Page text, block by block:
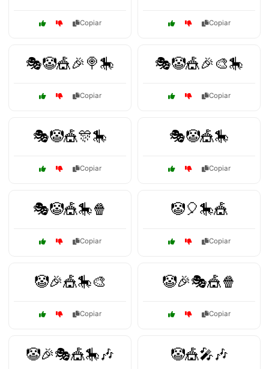
Copiar Copiar
🎭🤡🎪🎉🍭🎠
Copiar
🎭🤡🎪🎉🎨🎠
Copiar
🎭🤡🎪🎊🎠
Copiar
🎭🤡🎪🎠
Copiar
🎭🤡🎪🎠🍿
Copiar
🤡🎈🎠🎪
Copiar
🤡🎉🎪🎠🎨
Copiar
🤡🎉🎭🎪🍿
Copiar
🤡🎉🎭🎪🎠🎶 🤡🎪🎤🎶